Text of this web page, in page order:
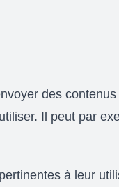
des
Il peut par
à leur